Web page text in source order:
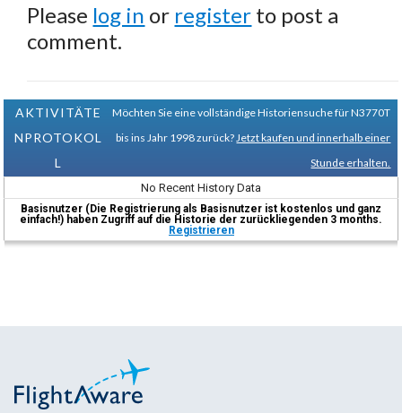
Please log in or register to post a
comment.
AKTIVITÄTE
NPROTOKOL
L
Möchten Sie eine vollständige Historiensuche für N3770T
bis ins Jahr 1998 zurück? Jetzt kaufen und innerhalb einer
Stunde erhalten.
No Recent History Data
Basisnutzer (Die Registrierung als Basisnutzer ist kostenlos und ganz
einfach!) haben Zugriff auf die Historie der zurückliegenden 3 months.
Registrieren